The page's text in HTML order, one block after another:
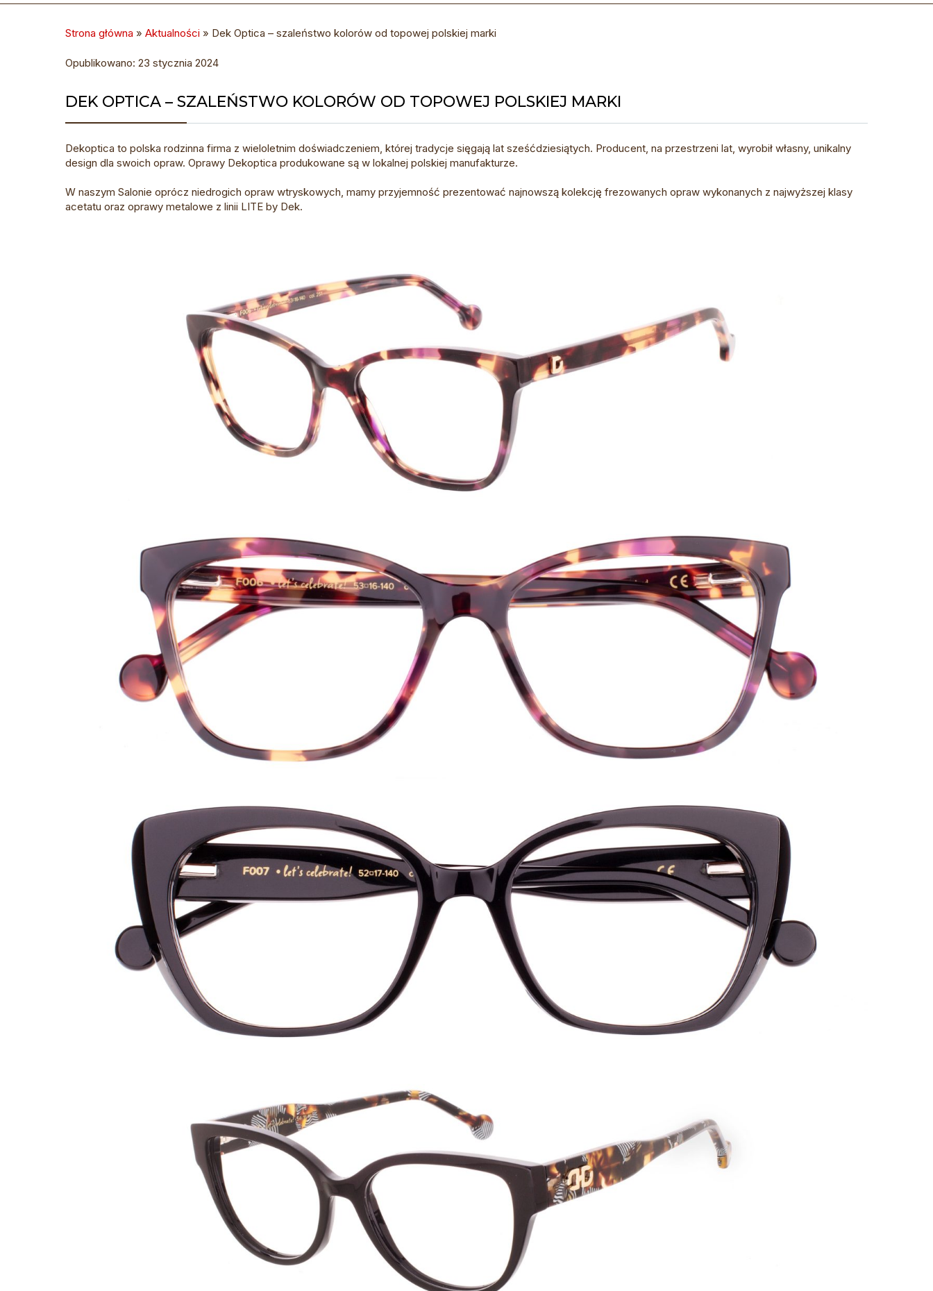
Strona główna » Aktualności » Dek Optica – szaleństwo kolorów od topowej polskiej marki
Opublikowano: 23 stycznia 2024
DEK OPTICA – SZALEŃSTWO KOLORÓW OD TOPOWEJ POLSKIEJ MARKI
Dekoptica to polska rodzinna firma z wieloletnim doświadczeniem, której tradycje sięgają lat sześćdziesiątych. Producent, na przestrzeni lat, wyrobił własny, unikalny
design dla swoich opraw. Oprawy Dekoptica produkowane są w lokalnej polskiej manufakturze.
W naszym Salonie oprócz niedrogich opraw wtryskowych, mamy przyjemność prezentować najnowszą kolekcję frezowanych opraw wykonanych z najwyższej klasy
acetatu oraz oprawy metalowe z linii LITE by Dek.